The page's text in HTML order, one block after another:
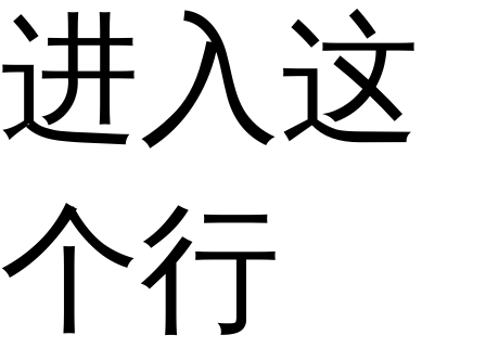
进入这
个行